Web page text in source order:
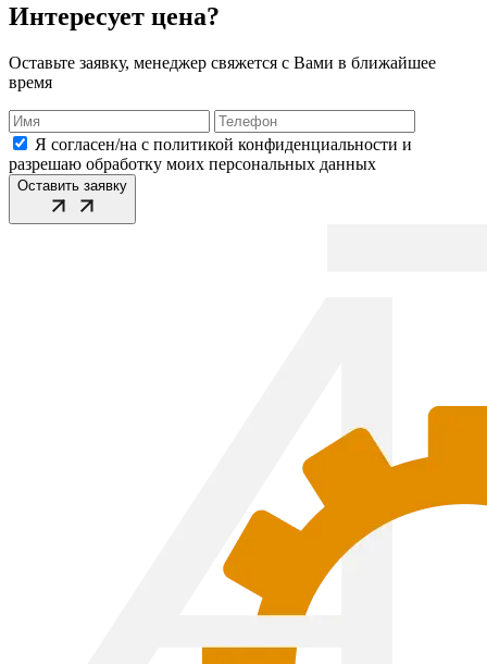
Интересует цена?
Оставьте заявку, менеджер свяжется с Вами в ближайшее
время
Я согласен/на с политикой конфиденциальности и
разрешаю обработку моих персональных данных
Оставить заявку